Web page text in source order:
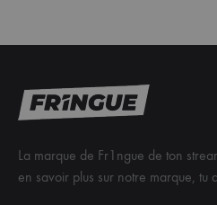
La marque de Fr1ngue de ton
en savoir plus sur notre marque, tu